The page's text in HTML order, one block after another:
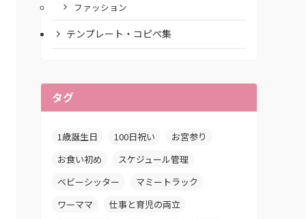
ファッション
テンプレート・コピペ集
タグ
1歳誕生日 100日祝い
お宮参り
お食い初め
スケジュール管理
ベビーシッター
マミートラック
ワーママ
仕事と育児の両立